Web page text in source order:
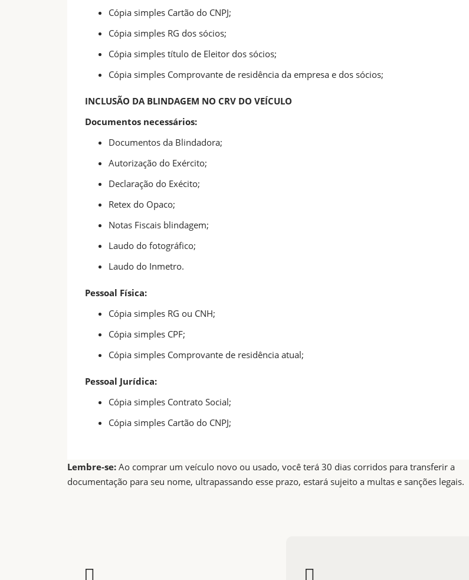
Cópia simples Cartão do CNPJ;
Cópia simples RG dos sócios;
Cópia simples título de Eleitor dos sócios;
Cópia simples Comprovante de residência da empresa e dos sócios;
INCLUSÃO DA BLINDAGEM NO CRV DO VEÍCULO
Documentos necessários:
Documentos da Blindadora;
Autorização do Exército;
Declaração do Exécito;
Retex do Opaco;
Notas Fiscais blindagem;
Laudo do fotográfico;
Laudo do Inmetro.
Pessoal Física:
Cópia simples RG ou CNH;
Cópia simples CPF;
Cópia simples Comprovante de residência atual;
Pessoal Jurídica:
Cópia simples Contrato Social;
Cópia simples Cartão do CNPJ;
Lembre-se: Ao comprar um veículo novo ou usado, você terá 30 dias corridos para transferir a
documentação para seu nome, ultrapassando esse prazo, estará sujeito a multas e sanções legais.